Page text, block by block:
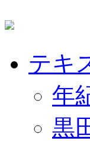
テキ
年
黒